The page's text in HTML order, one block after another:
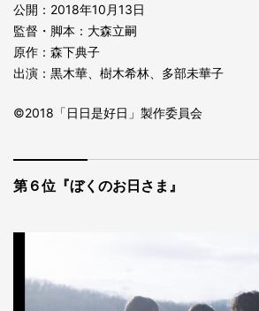
公開：2018年10月13日
監督・脚本：大森立嗣
原作：森下典子
出演：黒木華、樹木希林、多部未華子
©2018「日日是好日」製作委員会
第６位『ぼくのお日さま』